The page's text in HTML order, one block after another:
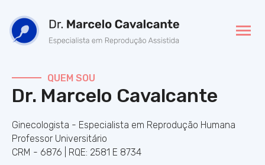
QUEM SOU
Dr. Marcelo Cavalcante
Ginecologista - Especialista em Reprodução Humana
Professor Universitário
CRM - 6876 | RQE: 2581 E 8734